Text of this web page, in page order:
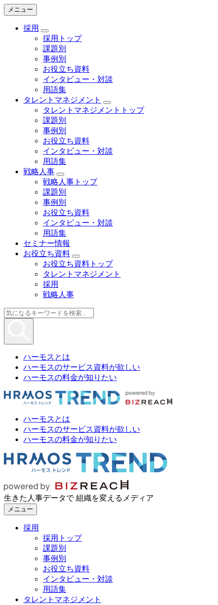
メニュー
採用
採用トップ
課題別
事例別
お役立ち資料
インタビュー・対談
用語集
タレントマネジメント
タレントマネジメントトップ
課題別
事例別
お役立ち資料
インタビュー・対談
用語集
戦略人事
戦略人事トップ
課題別
事例別
お役立ち資料
インタビュー・対談
用語集
セミナー情報
お役立ち資料
お役立ち資料トップ
タレントマネジメント
採用
戦略人事
ハーモスとは
ハーモスのサービス資料が欲しい
ハーモスの料金が知りたい
ハーモスとは
ハーモスのサービス資料が欲しい
ハーモスの料金が知りたい
生きた人事データで 組織を変えるメディア
メニュー
採用
採用トップ
課題別
事例別
お役立ち資料
インタビュー・対談
用語集
タレントマネジメント